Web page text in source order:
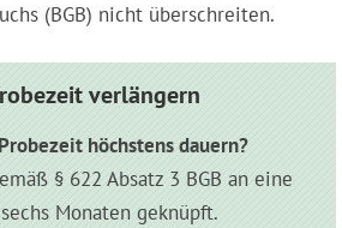
(BGB) nicht überschreiten.
verlängern
höchstens dauern?
§ 622 Absatz 3 BGB an eine
Monaten geknüpft.